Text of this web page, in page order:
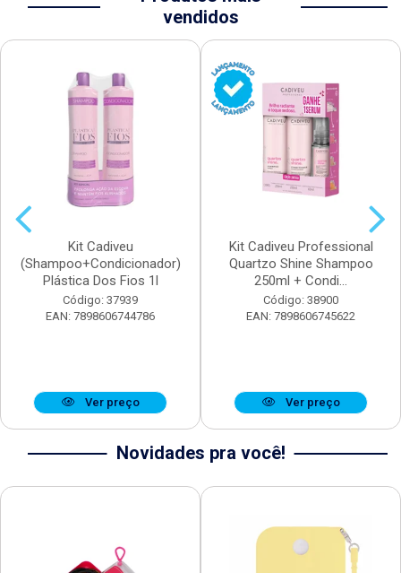
vendidos
Kit Cadiveu
(Shampoo+Condicionador)
Plástica Dos Fios 1l
Código: 37939
EAN: 7898606744786
Ver preço
Kit Cadiveu Professional
Quartzo Shine Shampoo
250ml + Condi...
Código: 38900
EAN: 7898606745622
Ver preço
Novidades pra você!